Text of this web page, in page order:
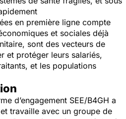
en première ligne compte
et sociales déjà
sont des vecteurs de
et protéger leurs salariés,
et les populations
d’engagement SEE/B4GH a
travaille avec un groupe de